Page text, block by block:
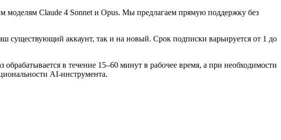
Claude 4 Sonnet и Opus. Мы предлагаем прямую поддержку без
существующий аккаунт, так и на новый. Срок подписки варьируется от 1 до
в течение 15–60 минут в рабочее время, а при необходимости
AI-инструмента.